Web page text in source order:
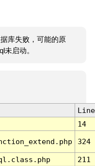
库失败，可能的原
未启动。
Line
14
324
211